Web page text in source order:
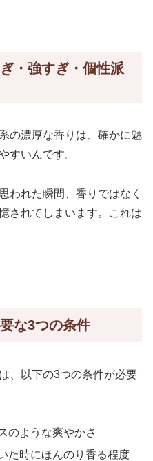
・強すぎ・個性派
の濃厚な香りは、確かに魅
すいんです。
われた瞬間、香りではなく
されてしまいます。これは
な3つの条件
、以下の3つの条件が必要
のような爽やかさ
た時にほんのり香る程度